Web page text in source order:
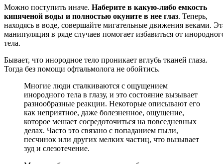
Можно поступить иначе. Наберите в какую-либо емкость
кипяченой воды и полностью окуните в нее глаз. Теперь,
находясь в воде, совершайте мигательные движения веками.
манипуляция в ряде случаев помогает избавиться от
тела.
Бывает, что инородное тело проникает вглубь тканей глаза.
Тогда без помощи офтальмолога не обойтись.
Многие люди сталкиваются с ощущением
инородного тела в глазу, и это состояние вызывает
разнообразные реакции. Некоторые описывают его
как неприятное, даже болезненное, ощущение,
которое мешает сосредоточиться на повседневных
делах. Часто это связано с попаданием пыли,
песчинок или других мелких частиц, что вызывает
зуд и слезотечение.